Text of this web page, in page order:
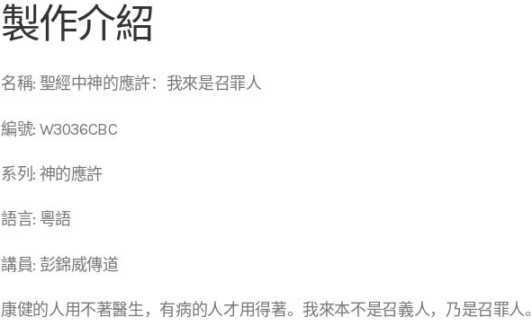
製作介紹
名稱: 聖經中神的應許：我來是召罪人
編號: W3036CBC
系列: 神的應許
語言: 粵語
講員: 彭錦威傳道
康健的人用不著醫生，有病的人才用得著。我來本不是召義人，乃是召罪人。